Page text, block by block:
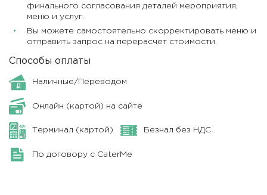
финального согласования деталей мероприятия,
меню и услуг.
Вы можете самостоятельно скорректировать меню и
отправить запрос на перерасчет стоимости.
Способы оплаты
Наличные/Переводом
Онлайн (картой) на сайте
Терминал (картой) Безнал без НДС
По договору с CaterMe